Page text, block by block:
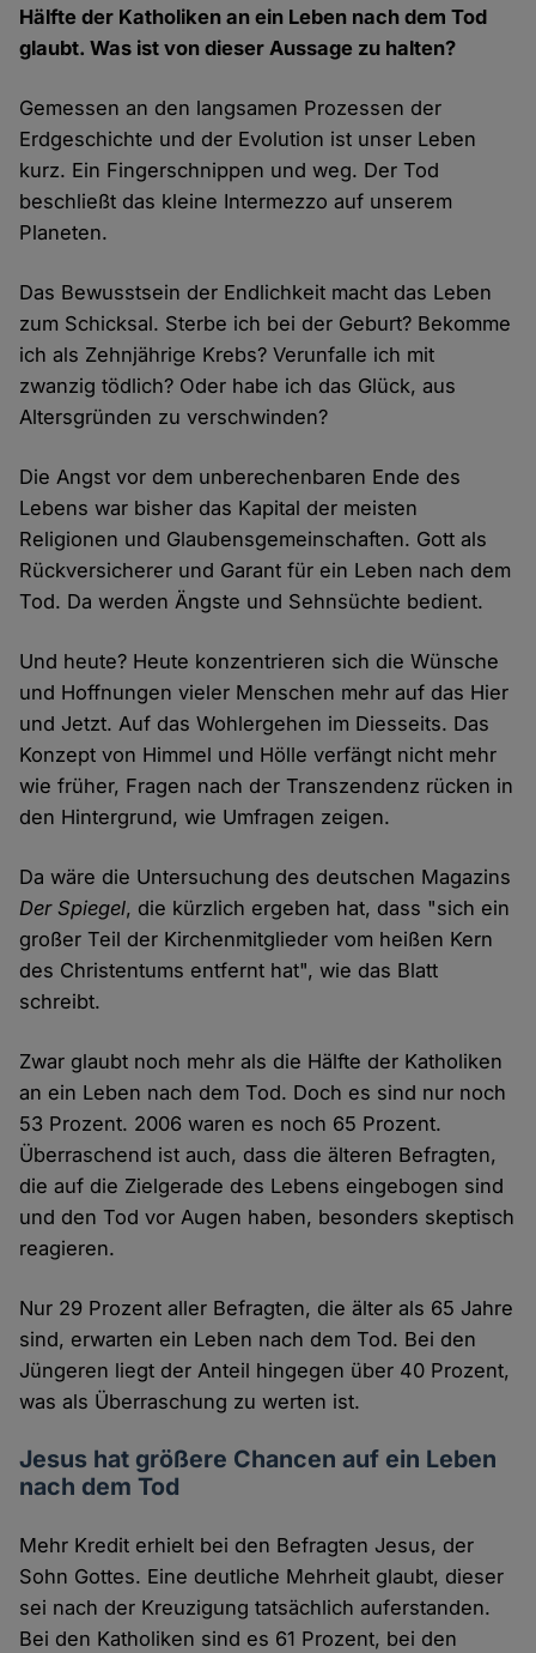
Hälfte der Katholiken an ein Leben nach dem Tod
glaubt. Was ist von dieser Aussage zu halten?
Gemessen an den langsamen Prozessen der
Erdgeschichte und der Evolution ist unser Leben
kurz. Ein Fingerschnippen und weg. Der Tod
beschließt das kleine Intermezzo auf unserem
Planeten.
Das Bewusstsein der Endlichkeit macht das Leben
zum Schicksal. Sterbe ich bei der Geburt? Bekomme
ich als Zehnjährige Krebs? Verunfalle ich mit
zwanzig tödlich? Oder habe ich das Glück, aus
Altersgründen zu verschwinden?
Die Angst vor dem unberechenbaren Ende des
Lebens war bisher das Kapital der meisten
Religionen und Glaubensgemeinschaften. Gott als
Rückversicherer und Garant für ein Leben nach dem
Tod. Da werden Ängste und Sehnsüchte bedient.
Und heute? Heute konzentrieren sich die Wünsche
und Hoffnungen vieler Menschen mehr auf das Hier
und Jetzt. Auf das Wohlergehen im Diesseits. Das
Konzept von Himmel und Hölle verfängt nicht mehr
wie früher, Fragen nach der Transzendenz rücken in
den Hintergrund, wie Umfragen zeigen.
Da wäre die Untersuchung des deutschen Magazins
Der Spiegel, die kürzlich ergeben hat, dass "sich ein
großer Teil der Kirchenmitglieder vom heißen Kern
des Christentums entfernt hat", wie das Blatt
schreibt.
Zwar glaubt noch mehr als die Hälfte der Katholiken
an ein Leben nach dem Tod. Doch es sind nur noch
53 Prozent. 2006 waren es noch 65 Prozent.
Überraschend ist auch, dass die älteren Befragten,
die auf die Zielgerade des Lebens eingebogen sind
und den Tod vor Augen haben, besonders skeptisch
reagieren.
Nur 29 Prozent aller Befragten, die älter als 65 Jahre
sind, erwarten ein Leben nach dem Tod. Bei den
Jüngeren liegt der Anteil hingegen über 40 Prozent,
was als Überraschung zu werten ist.
Jesus hat größere Chancen auf ein Leben
nach dem Tod
Mehr Kredit erhielt bei den Befragten Jesus, der
Sohn Gottes. Eine deutliche Mehrheit glaubt, dieser
sei nach der Kreuzigung tatsächlich auferstanden.
Bei den Katholiken sind es 61 Prozent, bei den